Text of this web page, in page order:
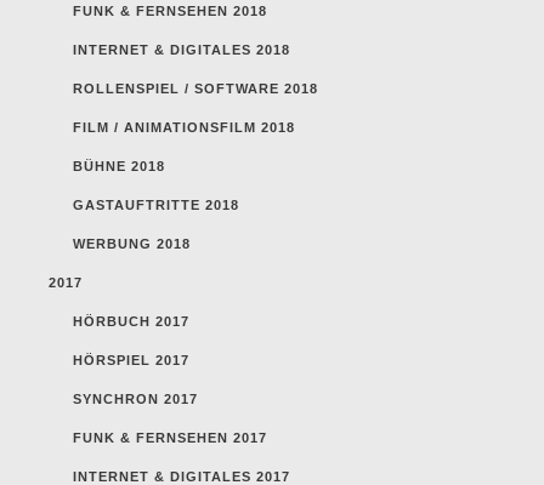
FUNK & FERNSEHEN 2018
INTERNET & DIGITALES 2018
ROLLENSPIEL / SOFTWARE 2018
FILM / ANIMATIONSFILM 2018
BÜHNE 2018
GASTAUFTRITTE 2018
WERBUNG 2018
2017
HÖRBUCH 2017
HÖRSPIEL 2017
SYNCHRON 2017
FUNK & FERNSEHEN 2017
INTERNET & DIGITALES 2017